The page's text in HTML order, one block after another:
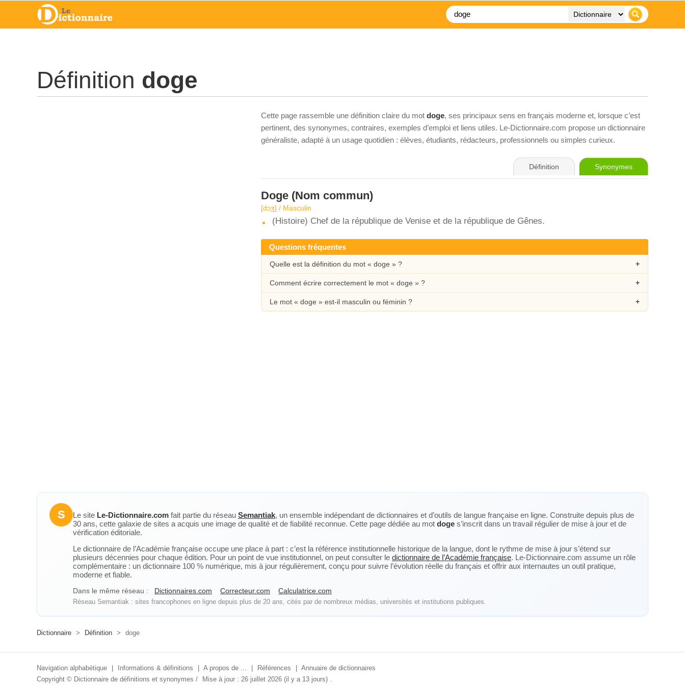
Définition doge
Cette page rassemble une définition claire du mot doge, ses principaux sens en français moderne et, lorsque c’est
pertinent, des synonymes, contraires, exemples d’emploi et liens utiles. Le-Dictionnaire.com propose un dictionnaire
généraliste, adapté à un usage quotidien : élèves, étudiants, rédacteurs, professionnels ou simples curieux.
Définition Synonymes
Doge (Nom commun)
[dɔʒ] / Masculin
(Histoire) Chef de la république de Venise et de la république de Gênes.
Questions fréquentes
Quelle est la définition du mot « doge » ?
Comment écrire correctement le mot « doge » ?
Le mot « doge » est-il masculin ou féminin ?
S Le site Le-Dictionnaire.com fait partie du réseau Semantiak, un ensemble indépendant de dictionnaires et d’outils de langue française en ligne. Construite depuis plus de
30 ans, cette galaxie de sites a acquis une image de qualité et de fiabilité reconnue. Cette page dédiée au mot doge s’inscrit dans un travail régulier de mise à jour et de
vérification éditoriale.
Le dictionnaire de l’Académie française occupe une place à part : c’est la référence institutionnelle historique de la langue, dont le rythme de mise à jour s’étend sur
plusieurs décennies pour chaque édition. Pour un point de vue institutionnel, on peut consulter le dictionnaire de l’Académie française. Le-Dictionnaire.com assume un rôle
complémentaire : un dictionnaire 100 % numérique, mis à jour régulièrement, conçu pour suivre l’évolution réelle du français et offrir aux internautes un outil pratique,
moderne et fiable.
Dans le même réseau : Dictionnaires.com Correcteur.com Calculatrice.com
Réseau Semantiak : sites francophones en ligne depuis plus de 20 ans, cités par de nombreux médias, universités et institutions publiques.
Dictionnaire > Définition > doge
Navigation alphabétique Informations & définitions A propos de ... Références
Annuaire de dictionnaires
Copyright © Dictionnaire de définitions et synonymes / Mise à jour : 26 juillet 2026 (il y a 13 jours) .